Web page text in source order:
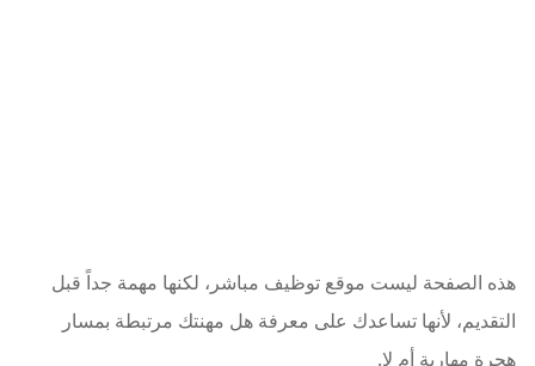
هذه الصفحة ليست موقع توظيف مباشر، لكنها مهمة جداً قبل
التقديم، لأنها تساعدك على معرفة هل مهنتك مرتبطة بمسار
هجرة مهارية أم لا.